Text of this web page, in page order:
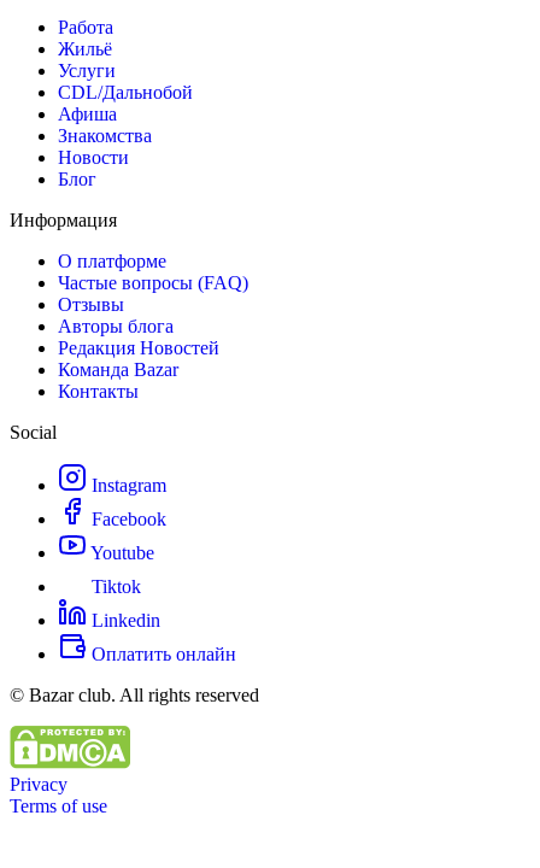
Работа
Жильё
Услуги
CDL/Дальнобой
Афиша
Знакомства
Новости
Блог
Информация
О платформе
Частые вопросы (FAQ)
Отзывы
Авторы блога
Редакция Новостей
Команда Bazar
Контакты
Social
Instagram
Facebook
Youtube
Tiktok
Linkedin
Оплатить онлайн
© Bazar club. All rights reserved
Privacy
Terms of use